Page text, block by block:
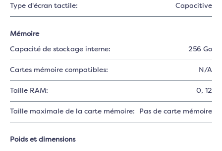
Type d'écran tactile: Capacitive
Mémoire
Capacité de stockage interne: 256 Go
Cartes mémoire compatibles: N/A
Taille RAM: 0, 12
Taille maximale de la carte mémoire: Pas de carte mémoire
Poids et dimensions